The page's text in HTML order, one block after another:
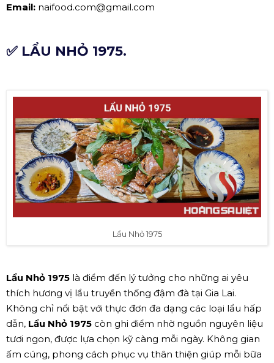
Email: naifood.com@gmail.com
✅ LẨU NHỎ 1975.
Lẩu Nhỏ 1975
Lẩu Nhỏ 1975 là điểm đến lý tưởng cho những ai yêu
thích hương vị lẩu truyền thống đậm đà tại Gia Lai.
Không chỉ nổi bật với thực đơn đa dạng các loại lẩu hấp
dẫn, Lẩu Nhỏ 1975 còn ghi điểm nhờ nguồn nguyên liệu
tươi ngon, được lựa chọn kỹ càng mỗi ngày. Không gian
ấm cúng, phong cách phục vụ thân thiện giúp mỗi bữa